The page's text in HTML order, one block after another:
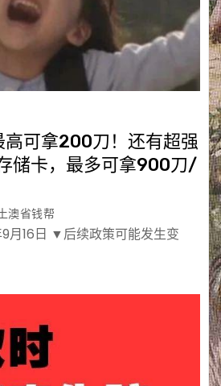
高可拿200刀！还有超强
储卡，最多可拿900刀/
澳省钱帮
月16日 ▼后续政策可能发生变